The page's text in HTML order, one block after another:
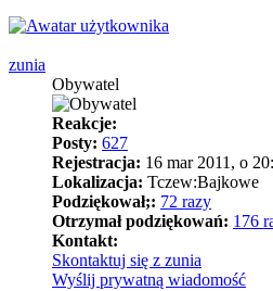
zunia
Obywatel
Reakcje:
Posty: 627
Rejestracja: 16 mar 2011, o
Lokalizacja: Tczew:Bajkowe
Podziękował;: 72 razy
Otrzymał podziękowań: 176
Kontakt:
Skontaktuj się z zunia
Wyślij prywatną wiadomość